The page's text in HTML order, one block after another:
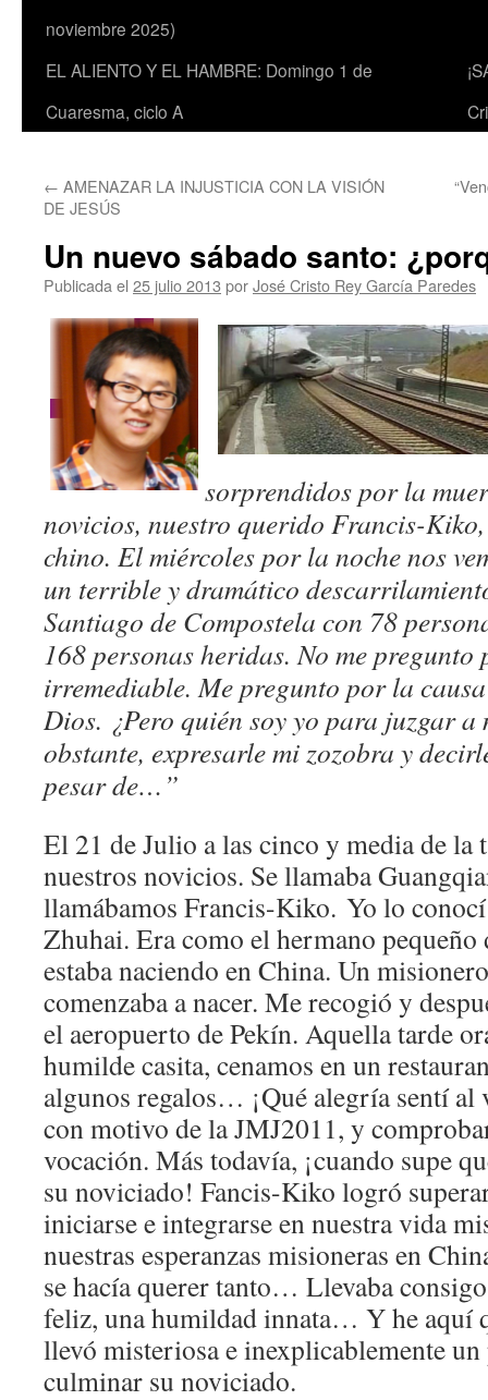
noviembre 2025)
EL ALIENTO Y EL HAMBRE: Domingo 1 de
Cuaresma, ciclo A
← AMENAZAR LA INJUSTICIA CON LA VISIÓN
DE JESÚS
Un nuevo sábado santo:
Publicada el 25 julio 2013 porJosé Cristo Rey García Paredes
sorprendidos por la
novicios, nuestro querido Francis-
chino. El miércoles por la noche nos
un terrible y dramático
Santiago de Compostela con 78
168 personas heridas. No me pregunto
irremediable. Me pregunto por la
Dios. ¿Pero quién soy yo para juzgar
obstante, expresarle mi zozobra y
pesar de…”
El 21 de Julio a las cinco y media de la
nuestros novicios. Se llamaba
llamábamos Francis-Kiko. Yo lo conocí
Zhuhai. Era como el hermano
estaba naciendo en China. Un
comenzaba a nacer. Me recogió y
el aeropuerto de Pekín. Aquella tarde
humilde casita, cenamos en un
algunos regalos… ¡Qué alegría sentí al
con motivo de la JMJ2011, y
vocación. Más todavía, ¡cuando supe
su noviciado! Fancis-Kiko logró
iniciarse e integrarse en nuestra vida
nuestras esperanzas misioneras en
se hacía querer tanto… Llevaba
feliz, una humildad innata… Y he aquí
llevó misteriosa e inexplicablemente un
culminar su noviciado.